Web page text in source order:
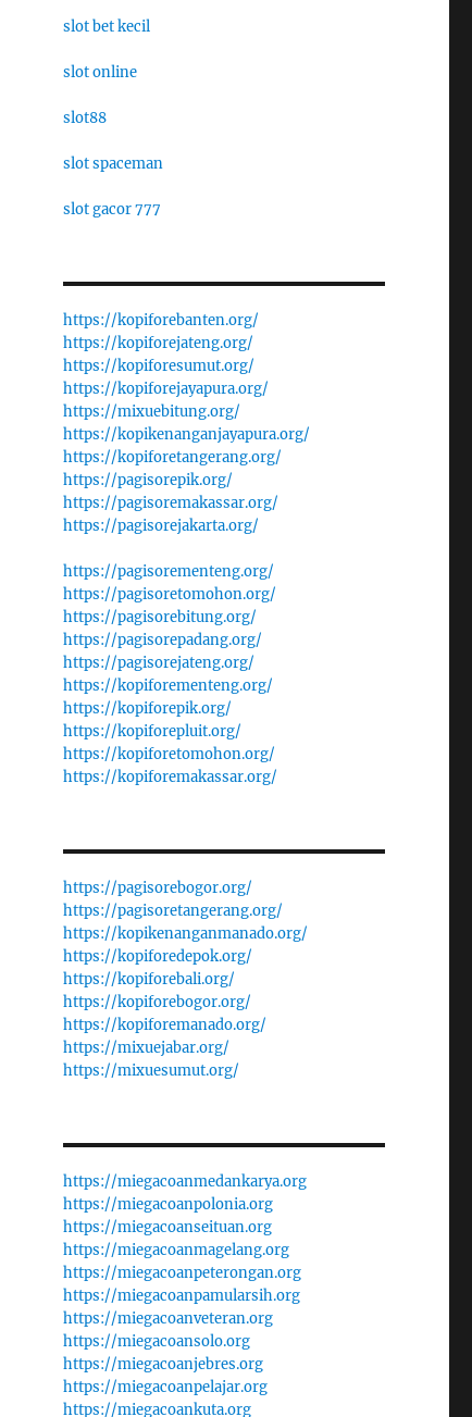
slot bet kecil
slot online
slot88
slot spaceman
slot gacor 777
https://kopiforebanten.org/
https://kopiforejateng.org/
https://kopiforesumut.org/
https://kopiforejayapura.org/
https://mixuebitung.org/
https://kopikenanganjayapura.org/
https://kopiforetangerang.org/
https://pagisorepik.org/
https://pagisoremakassar.org/
https://pagisorejakarta.org/
https://pagisorementeng.org/
https://pagisoretomohon.org/
https://pagisorebitung.org/
https://pagisorepadang.org/
https://pagisorejateng.org/
https://kopiforementeng.org/
https://kopiforepik.org/
https://kopiforepluit.org/
https://kopiforetomohon.org/
https://kopiforemakassar.org/
https://pagisorebogor.org/
https://pagisoretangerang.org/
https://kopikenanganmanado.org/
https://kopiforedepok.org/
https://kopiforebali.org/
https://kopiforebogor.org/
https://kopiforemanado.org/
https://mixuejabar.org/
https://mixuesumut.org/
https://miegacoanmedankarya.org
https://miegacoanpolonia.org
https://miegacoanseituan.org
https://miegacoanmagelang.org
https://miegacoanpeterongan.org
https://miegacoanpamularsih.org
https://miegacoanveteran.org
https://miegacoansolo.org
https://miegacoanjebres.org
https://miegacoanpelajar.org
https://miegacoankuta.org